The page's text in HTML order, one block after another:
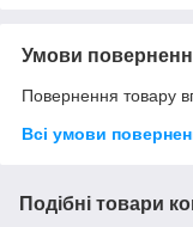
Умови
Повернення товару
Всі умови
Подібні товари